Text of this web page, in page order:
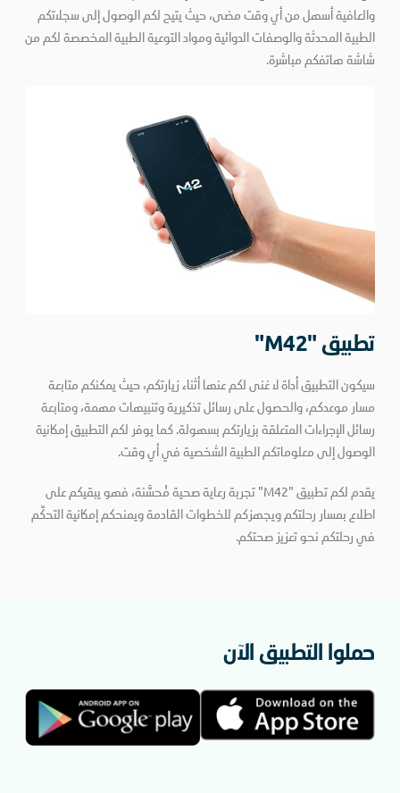
والعافية أسهل من أي وقت مضى، حيث يتيح لكم الوصول إلى سجلاتكم
الطبية المحدثة والوصفات الدوائية ومواد التوعية الطبية المخصصة لكم من
شاشة هاتفكم مباشرة.
تطبيق "M42"
سيكون التطبيق أداة لا غنى لكم عنها أثناء زيارتكم، حيث يمكنكم متابعة
مسار موعدكم، والحصول على رسائل تذكيرية وتنبيهات مهمة، ومتابعة
رسائل الإجراءات المتعلقة بزيارتكم بسهولة. كما يوفر لكم التطبيق إمكانية
الوصول إلى معلوماتكم الطبية الشخصية في أي وقت.
يقدم لكم تطبيق "M42" تجربة رعاية صحية مُحسَّنة، فهو يبقيكم على
اطلاع بمسار رحلتكم ويجهزكم للخطوات القادمة ويمنحكم إمكانية التحكّم
في رحلتكم نحو تعزيز صحتكم.
حملوا التطبيق الآن